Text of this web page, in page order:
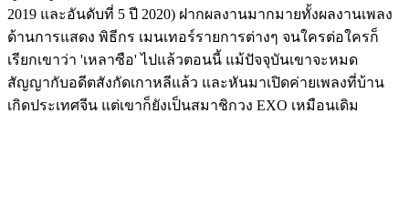
2019 และอันดับที่ 5 ปี 2020) ฝากผลงานมากมายทั้งผลงานเพลง
ด้านการแสดง พิธีกร เมนเทอร์รายการต่างๆ จนใครต่อใครก็
เรียกเขาว่า 'เหลาซือ' ไปแล้วตอนนี้ แม้ปัจจุบันเขาจะหมด
สัญญากับอดีตสังกัดเกาหลีแล้ว และหันมาเปิดค่ายเพลงที่บ้าน
เกิดประเทศจีน แต่เขาก็ยังเป็นสมาชิกวง EXO เหมือนเดิม